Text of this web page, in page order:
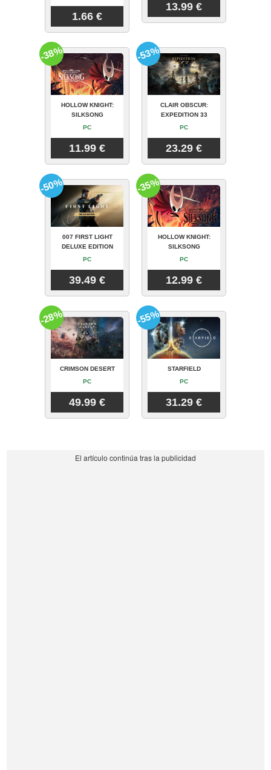
1.66 €
13.99 €
HOLLOW KNIGHT:
SILKSONG
PC
11.99 €
-38%
CLAIR OBSCUR:
EXPEDITION 33
PC
23.29 €
-53%
007 FIRST LIGHT
DELUXE EDITION
PC
39.49 €
-50%
HOLLOW KNIGHT:
SILKSONG
PC
12.99 €
-35%
CRIMSON DESERT
PC
49.99 €
-28%
STARFIELD
PC
31.29 €
-55%